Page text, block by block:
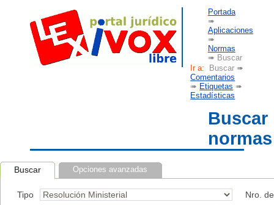
Portada
➠
Aplicaciones
➠
Normas
➠ Buscar
Ir a: Buscar ➠
Comentarios
➠ Etiquetas ➠
Estadísticas
Buscar
normas
Buscar Opciones avanzadas
Tipo Nro.